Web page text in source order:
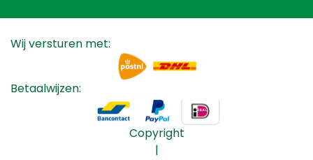
Wij versturen met:
Betaalwijzen:
Copyright
|